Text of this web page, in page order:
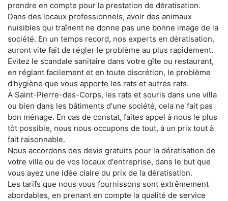
prendre en compte pour la prestation de dératisation.
Dans des locaux professionnels, avoir des animaux
nuisibles qui traînent ne donne pas une bonne image de la
société. En un temps record, nos experts en dératisation,
auront vite fait de régler le problème au plus rapidement.
Evitez le scandale sanitaire dans votre gîte ou restaurant,
en réglant facilement et en toute discrétion, le problème
d'hygiène que vous apporte les rats et autres rats.
À Saint-Pierre-des-Corps, les rats et souris dans une villa
ou bien dans les bâtiments d'une société, cela ne fait pas
bon ménage. En cas de constat, faites appel à nous le plus
tôt possible, nous nous occupons de tout, à un prix tout à
fait raisonnable.
Nous accordons des devis gratuits pour la dératisation de
votre villa ou de vos locaux d'entreprise, dans le but que
vous ayez une idée claire du prix de la dératisation.
Les tarifs que nous vous fournissons sont extrêmement
abordables, en prenant en compte la qualité de service